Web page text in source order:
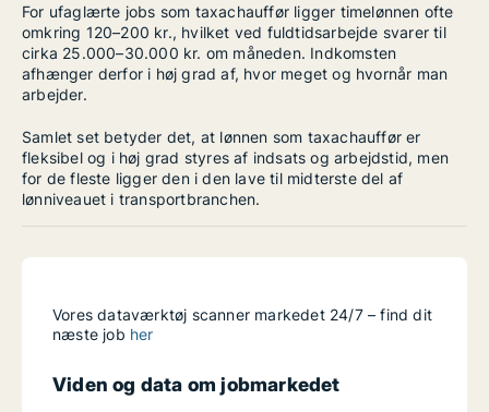
For ufaglærte jobs som taxachauffør ligger timelønnen ofte
omkring 120–200 kr., hvilket ved fuldtidsarbejde svarer til
cirka 25.000–30.000 kr. om måneden. Indkomsten
afhænger derfor i høj grad af, hvor meget og hvornår man
arbejder.
Samlet set betyder det, at lønnen som taxachauffør er
fleksibel og i høj grad styres af indsats og arbejdstid, men
for de fleste ligger den i den lave til midterste del af
lønniveauet i transportbranchen.
Vores dataværktøj scanner markedet 24/7 – find dit
næste job her
Viden og data om jobmarkedet